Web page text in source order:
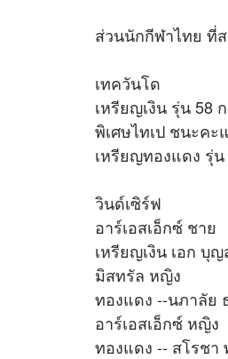
ส่วนนักกีฬาไทย ที่
เทควันโด
เหรียญเงิน รุ่น 58
พิเศษไทเป ชนะคะ
เหรียญทองแดง รุ่
วินด์เซิร์ฟ
อาร์เอสเอ็กซ์ ชาย
เหรียญเงิน เอก บุ
มิสทรัล หญิง
ทองแดง --นภาลัย
อาร์เอสเอ็กซ์ หญิง
ทองแดง -- สโรชา